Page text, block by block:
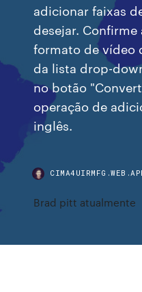
adicionar faixas
desejar. Confirme
formato de vídeo
da lista drop-
no botão
operação de
inglês.
Brad pitt atualmente